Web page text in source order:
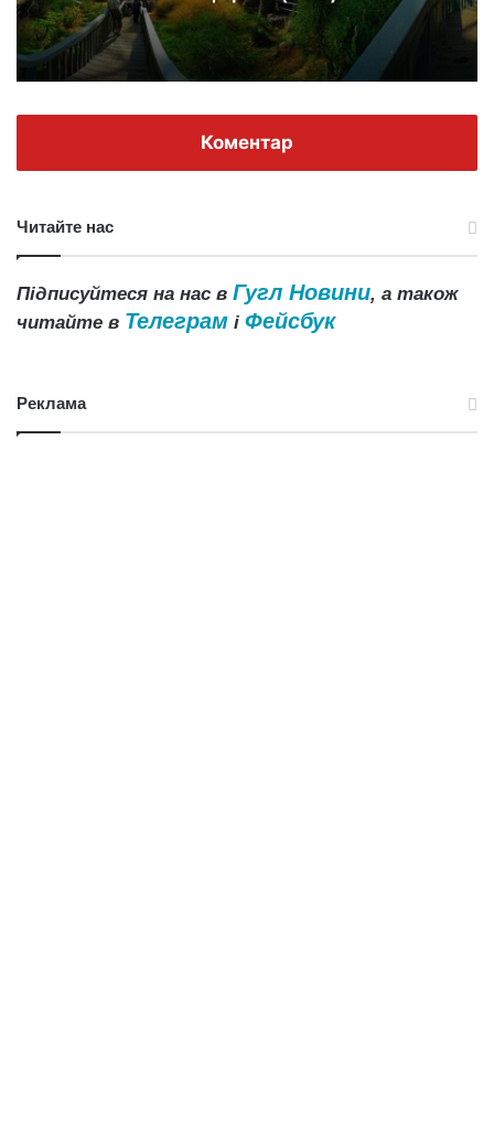
Коментар
Читайте нас
Підписуйтеся на нас в Гугл Новини, а також
читайте в Телеграм і Фейсбук
Реклама